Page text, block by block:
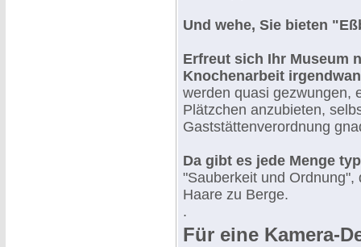
Und wehe, Sie bieten
Erfreut sich Ihr Museum
Knochenarbeit
werden quasi gezwungen,
Plätzchen anzubieten,
Gaststättenverordnung
Da gibt es jede Menge
"Sauberkeit und
Haare zu Berge.
.
Für eine Kamera-